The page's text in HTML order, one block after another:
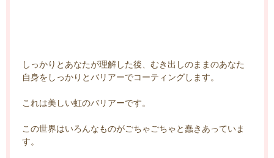
しっかりとあなたが理解した後、むき出しのままのあなた
自身をしっかりとバリアーでコーティングします。
これは美しい虹のバリアーです。
この世界はいろんなものがごちゃごちゃと蠢きあっていま
す。